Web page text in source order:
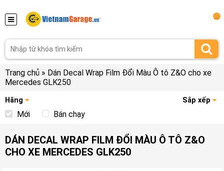
Trang chủ » Dán Decal Wrap Film Đổi Màu Ô tô Z&O cho xe
Mercedes GLK250
Hãng Sắp xếp
Mới Bán chạy
DÁN DECAL WRAP FILM ĐỔI MÀU Ô TÔ Z&O
CHO XE MERCEDES GLK250